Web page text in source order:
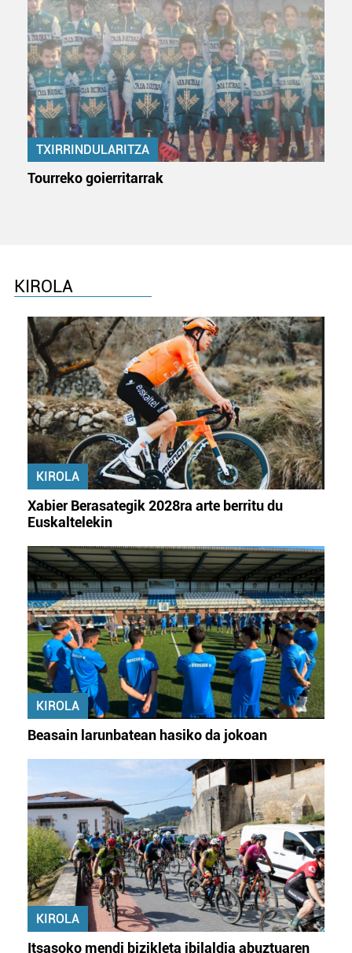
TXIRRINDULARITZA
Tourreko goierritarrak
KIROLA
KIROLA
Xabier Berasategik 2028ra arte berritu du
Euskaltelekin
KIROLA
Beasain larunbatean hasiko da jokoan
KIROLA
Itsasoko mendi bizikleta ibilaldia abuztuaren